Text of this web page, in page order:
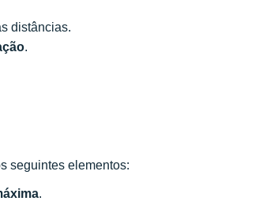
distâncias.
.
seguintes elementos:
.